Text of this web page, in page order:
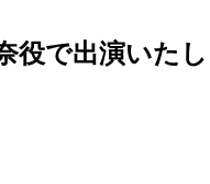
役で出演いた